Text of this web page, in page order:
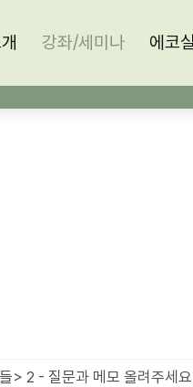
소개 강좌/세미나 에코
강좌/세미나 에코
> 2 - 질문과 메모 올려주세